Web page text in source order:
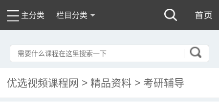
主分类 栏目分类
优选视频课程网 > 精品资料 > 考研辅导